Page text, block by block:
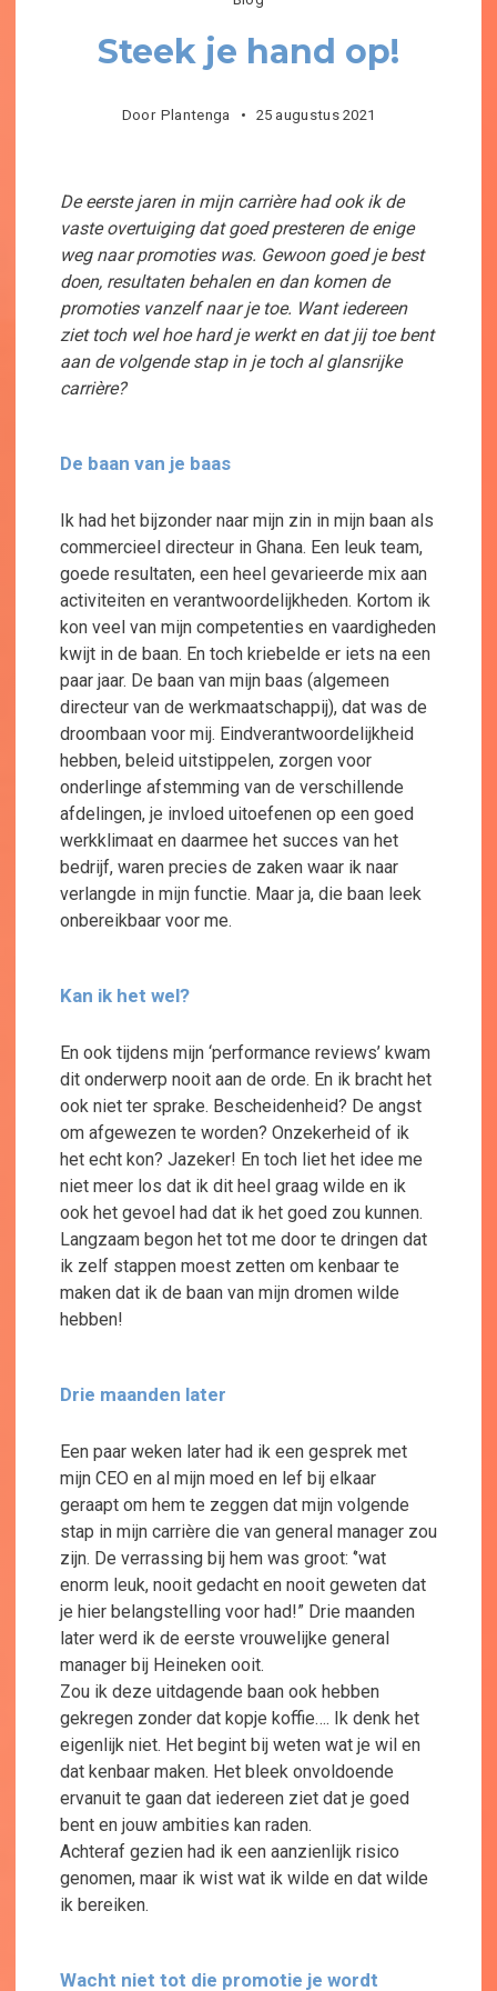
Steek je hand op!
Door Plantenga 25 augustus 2021
De eerste jaren in mijn carrière had ook ik de
vaste overtuiging dat goed presteren de enige
weg naar promoties was. Gewoon goed je best
doen, resultaten behalen en dan komen de
promoties vanzelf naar je toe. Want iedereen
ziet toch wel hoe hard je werkt en dat jij toe bent
aan de volgende stap in je toch al glansrijke
carrière?
De baan van je baas
Ik had het bijzonder naar mijn zin in mijn baan als
commercieel directeur in Ghana. Een leuk team,
goede resultaten, een heel gevarieerde mix aan
activiteiten en verantwoordelijkheden. Kortom ik
kon veel van mijn competenties en vaardigheden
kwijt in de baan. En toch kriebelde er iets na een
paar jaar. De baan van mijn baas (algemeen
directeur van de werkmaatschappij), dat was de
droombaan voor mij. Eindverantwoordelijkheid
hebben, beleid uitstippelen, zorgen voor
onderlinge afstemming van de verschillende
afdelingen, je invloed uitoefenen op een goed
werkklimaat en daarmee het succes van het
bedrijf, waren precies de zaken waar ik naar
verlangde in mijn functie. Maar ja, die baan leek
onbereikbaar voor me.
Kan ik het wel?
En ook tijdens mijn ‘performance reviews’ kwam
dit onderwerp nooit aan de orde. En ik bracht het
ook niet ter sprake. Bescheidenheid? De angst
om afgewezen te worden? Onzekerheid of ik
het echt kon? Jazeker! En toch liet het idee me
niet meer los dat ik dit heel graag wilde en ik
ook het gevoel had dat ik het goed zou kunnen.
Langzaam begon het tot me door te dringen dat
ik zelf stappen moest zetten om kenbaar te
maken dat ik de baan van mijn dromen wilde
hebben!
Drie maanden later
Een paar weken later had ik een gesprek met
mijn CEO en al mijn moed en lef bij elkaar
geraapt om hem te zeggen dat mijn volgende
stap in mijn carrière die van general manager zou
zijn. De verrassing bij hem was groot: ‘’wat
enorm leuk, nooit gedacht en nooit geweten dat
je hier belangstelling voor had!” Drie maanden
later werd ik de eerste vrouwelijke general
manager bij Heineken ooit.
Zou ik deze uitdagende baan ook hebben
gekregen zonder dat kopje koffie…. Ik denk het
eigenlijk niet. Het begint bij weten wat je wil en
dat kenbaar maken. Het bleek onvoldoende
ervanuit te gaan dat iedereen ziet dat je goed
bent en jouw ambities kan raden.
Achteraf gezien had ik een aanzienlijk risico
genomen, maar ik wist wat ik wilde en dat wilde
ik bereiken.
Wacht niet tot die promotie je wordt